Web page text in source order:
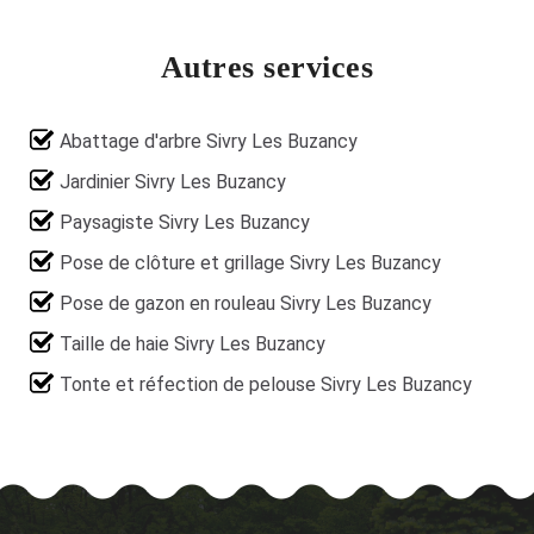
Autres services
Abattage d'arbre Sivry Les Buzancy
Jardinier Sivry Les Buzancy
Paysagiste Sivry Les Buzancy
Pose de clôture et grillage Sivry Les Buzancy
Pose de gazon en rouleau Sivry Les Buzancy
Taille de haie Sivry Les Buzancy
Tonte et réfection de pelouse Sivry Les Buzancy